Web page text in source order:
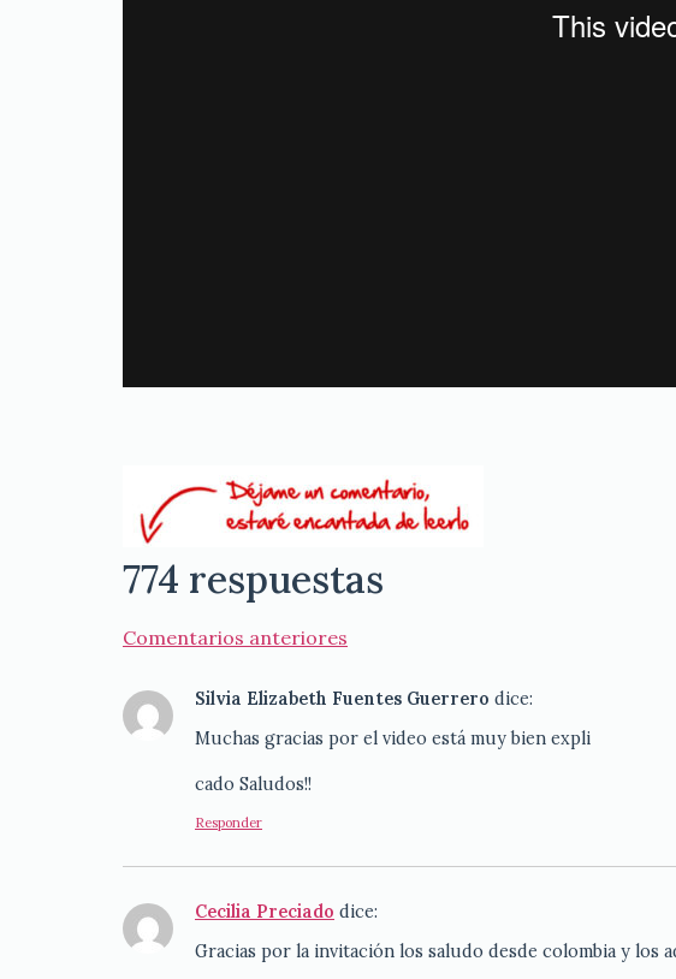
774 respuestas
Comentarios anteriores
Silvia Elizabeth Fuentes Guerrero dice:
Muchas gracias por el video está muy bien expli
cado Saludos!!
Responder
Cecilia Preciado dice:
Gracias por la invitación los saludo desde colombia y los